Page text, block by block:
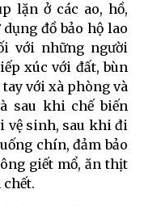
lặn ở các ao, hồ,
đồ bảo hộ lao
với những người
xúc với đất, bùn
với xà phòng và
sau khi chế biến
vệ sinh, sau khi đi
chín, đảm bảo
giết mổ, ăn thịt
chết.